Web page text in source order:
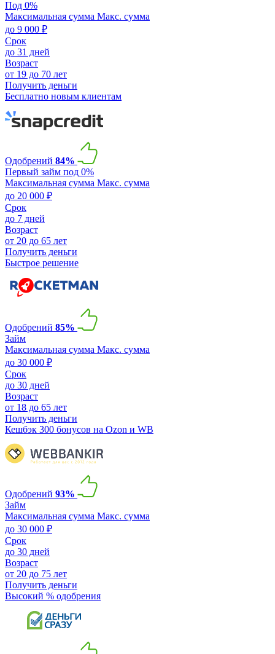
Под 0%
Максимальная сумма Макс. сумма
до 9 000 ₽
Срок
до 31 дней
Возраст
от 19 до 70 лет
Получить деньги
Бесплатно новым клиентам
Одобрений 84%
Первый займ под 0%
Максимальная сумма Макс. сумма
до 20 000 ₽
Срок
до 7 дней
Возраст
от 20 до 65 лет
Получить деньги
Быстрое решение
Одобрений 85%
Займ
Максимальная сумма Макс. сумма
до 30 000 ₽
Срок
до 30 дней
Возраст
от 18 до 65 лет
Получить деньги
Кешбэк 300 бонусов на Ozon и WB
Одобрений 93%
Займ
Максимальная сумма Макс. сумма
до 30 000 ₽
Срок
до 30 дней
Возраст
от 20 до 75 лет
Получить деньги
Высокий % одобрения